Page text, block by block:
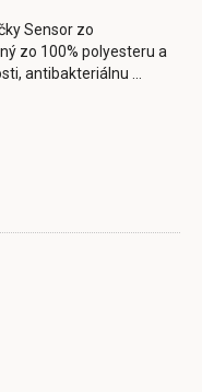
Sensor zo
zo 100% polyesteru a
antibakteriálnu ...